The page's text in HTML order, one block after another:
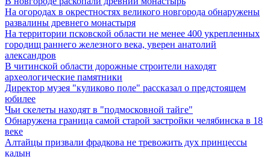
На огородах в окрестностях великого новгорода обнаружены
развалины древнего монастыря
На территории псковской области не менее 400 укрепленных
городищ раннего железного века, уверен анатолий
александров
В читинской области дорожные строители находят
археологические памятники
Директор музея "куликово поле" рассказал о предстоящем
юбилее
Чьи скелеты находят в "подмосковной тайге"
Обнаружена граница самой старой застройки челябинска в 18
веке
Алтайцы призвали фрадкова не тревожить дух принцессы
кадын